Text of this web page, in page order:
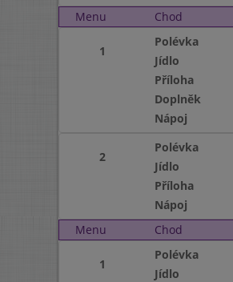
Menu
Chod
1
Polévka
Jídlo
Příloha
Doplněk
Nápoj
2
Polévka
Jídlo
Příloha
Nápoj
Menu
Chod
1
Polévka
Jídlo